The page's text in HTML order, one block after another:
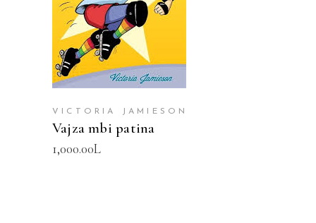
VICTORIA JAMIESON
Vajza mbi patina
1,000.00L